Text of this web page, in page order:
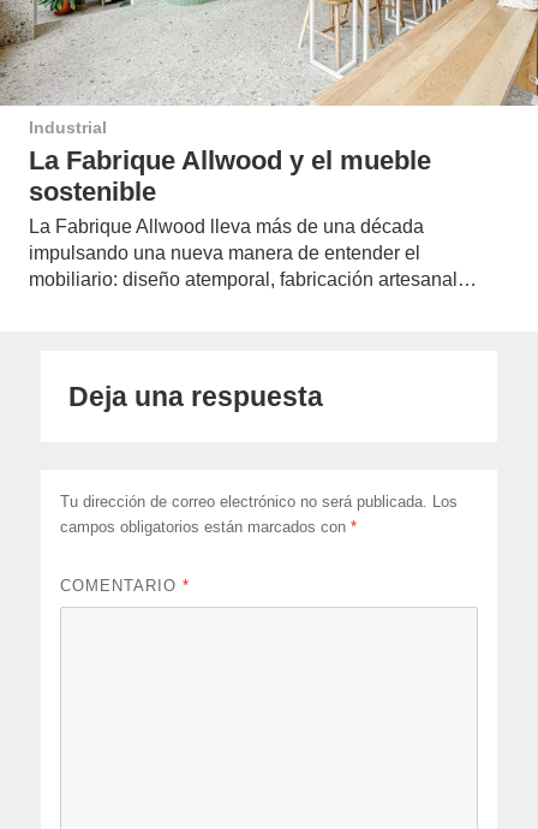
Industrial
La Fabrique Allwood y el mueble
sostenible
La Fabrique Allwood lleva más de una década
impulsando una nueva manera de entender el
mobiliario: diseño atemporal, fabricación artesanal…
Deja una respuesta
Tu dirección de correo electrónico no será publicada. Los
campos obligatorios están marcados con*
COMENTARIO*